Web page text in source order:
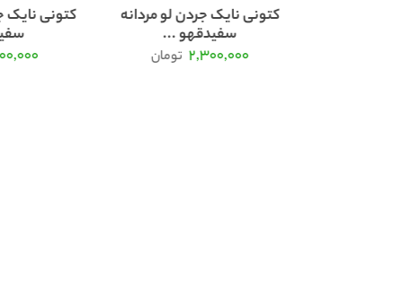
کتونی نایک جردن لو مردانه
سفیدقهو ...
2,300,000 تومان
کتونی نایک